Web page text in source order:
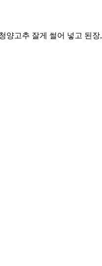
고추 잘게 썰어 넣고 된